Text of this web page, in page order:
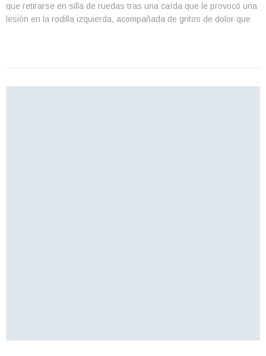
que retirarse en silla de ruedas tras una caída que le provocó una
lesión en la rodilla izquierda, acompañada de gritos de dolor que